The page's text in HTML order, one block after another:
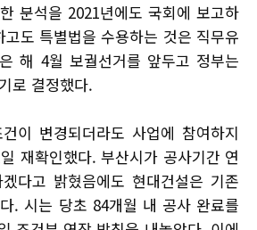
분석을 2021년에도 국회에 보고하
도 특별법을 수용하는 것은 직무유
해 4월 보궐선거를 앞두고 정부는
로 결정했다.
이 변경되더라도 사업에 참여하지
재확인했다. 부산시가 공사기간 연
다고 밝혔음에도 현대건설은 기존
. 시는 당초 84개월 내 공사 완료를